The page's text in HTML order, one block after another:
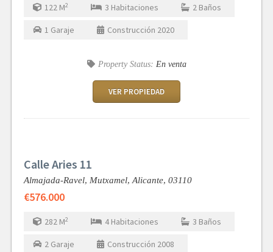
122 M2 3 Habitaciones 2 Baños
1 Garaje Construcción 2020
Property Status: En venta
VER PROPIEDAD
Calle Aries 11
Almajada-Ravel, Mutxamel,Alicante, 03110
€576.000
282 M2 4 Habitaciones 3 Baños
2 Garaje Construcción 2008